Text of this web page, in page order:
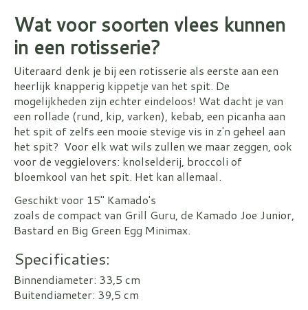
Wat voor soorten vlees kunnen
in een rotisserie?
Uiteraard denk je bij een rotisserie als eerste aan een
heerlijk knapperig kippetje van het spit. De
mogelijkheden zijn echter eindeloos! Wat dacht je van
een rollade (rund, kip, varken), kebab, een picanha aan
het spit of zelfs een mooie stevige vis in z'n geheel aan
het spit? Voor elk wat wils zullen we maar zeggen, ook
voor de veggielovers: knolselderij, broccoli of
bloemkool van het spit. Het kan allemaal.
Geschikt voor 15" Kamado's
zoals de compact van Grill Guru, de Kamado Joe Junior,
Bastard en Big Green Egg Minimax.
Specificaties:
Binnendiameter: 33,5 cm
Buitendiameter: 39,5 cm